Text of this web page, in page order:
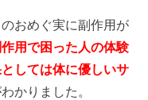
おめぐ実に副作用が
用で困った人の体験
しては体に優しいサ
かりました。